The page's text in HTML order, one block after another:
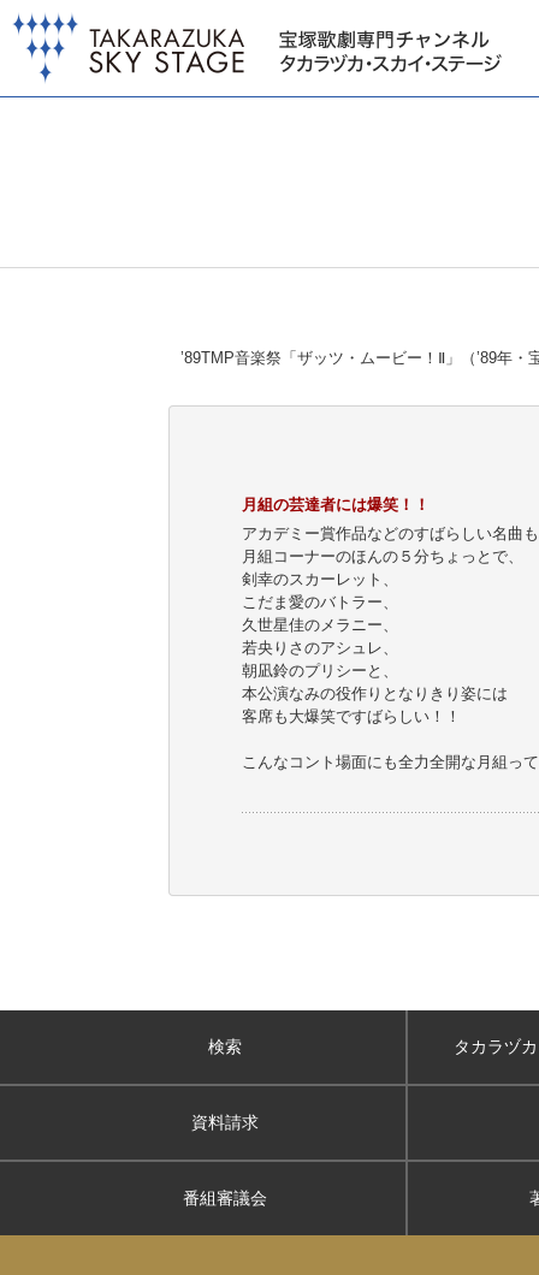
’89TMP音楽祭「ザッツ・ムービー！Ⅱ」（’89年・
月組の芸達者には爆笑！！
アカデミー賞作品などのすばらしい名曲
月組コーナーのほんの５分ちょっとで、
剣幸のスカーレット、
こだま愛のバトラー、
久世星佳のメラニー、
若央りさのアシュレ、
朝凪鈴のプリシーと、
本公演なみの役作りとなりきり姿には
客席も大爆笑ですばらしい！！
こんなコント場面にも全力全開な月組っ
検索 タカラヅ
資料請求
番組審議会